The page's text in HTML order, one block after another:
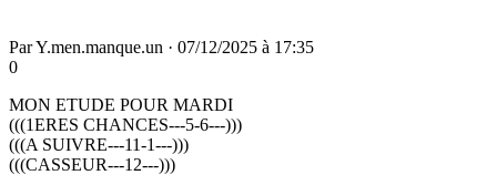
ParY.men.manque.un · 07/12/2025 à 17:35
0
MON ETUDE POUR MARDI
(((1ERES CHANCES---5-6---)))
(((A SUIVRE---11-1---)))
(((CASSEUR---12---)))